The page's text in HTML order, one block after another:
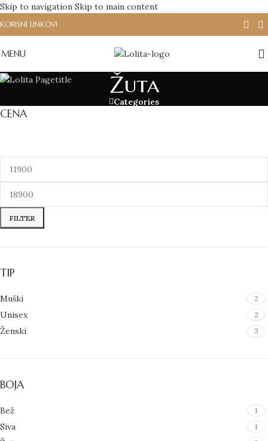
Skip to navigation Skip to main content
KORISNI LINKOVI
MENU
Žuta
Categories
CENA
FILTER
TIP
Muški 2
Unisex 2
Ženski 3
BOJA
Bež 1
Siva 1